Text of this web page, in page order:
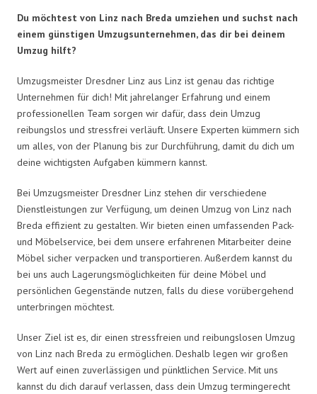
Du möchtest von Linz nach Breda umziehen und suchst nach
einem günstigen Umzugsunternehmen, das dir bei deinem
Umzug hilft?
Umzugsmeister Dresdner Linz aus Linz ist genau das richtige
Unternehmen für dich! Mit jahrelanger Erfahrung und einem
professionellen Team sorgen wir dafür, dass dein Umzug
reibungslos und stressfrei verläuft. Unsere Experten kümmern sich
um alles, von der Planung bis zur Durchführung, damit du dich um
deine wichtigsten Aufgaben kümmern kannst.
Bei Umzugsmeister Dresdner Linz stehen dir verschiedene
Dienstleistungen zur Verfügung, um deinen Umzug von Linz nach
Breda effizient zu gestalten. Wir bieten einen umfassenden Pack-
und Möbelservice, bei dem unsere erfahrenen Mitarbeiter deine
Möbel sicher verpacken und transportieren. Außerdem kannst du
bei uns auch Lagerungsmöglichkeiten für deine Möbel und
persönlichen Gegenstände nutzen, falls du diese vorübergehend
unterbringen möchtest.
Unser Ziel ist es, dir einen stressfreien und reibungslosen Umzug
von Linz nach Breda zu ermöglichen. Deshalb legen wir großen
Wert auf einen zuverlässigen und pünktlichen Service. Mit uns
kannst du dich darauf verlassen, dass dein Umzug termingerecht